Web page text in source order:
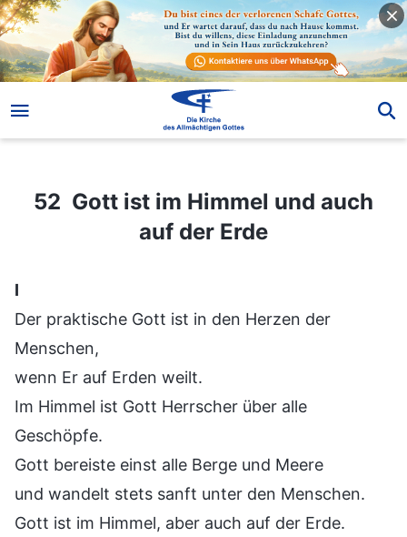
52 Gott ist im Himmel und auch auf der Erde
52 Gott ist im Himmel und auch
auf der Erde
Ⅰ
Der praktische Gott ist in den Herzen der
Menschen,
wenn Er auf Erden weilt.
Im Himmel ist Gott Herrscher über alle
Geschöpfe.
Gott bereiste einst alle Berge und Meere
und wandelt stets sanft unter den Menschen.
Gott ist im Himmel, aber auch auf der Erde.